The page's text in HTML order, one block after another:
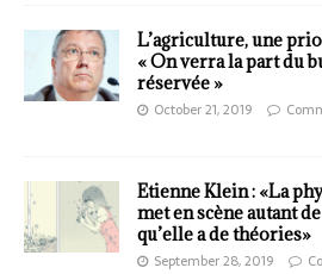
L’agriculture, une
« On verra la part du
réservée »
October 21, 2019
Etienne Klein : «La
met en scène autant
qu’elle a de théories»
September 28, 2019